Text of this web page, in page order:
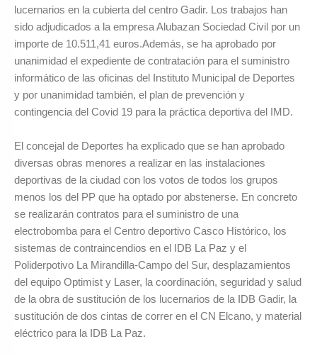
lucernarios en la cubierta del centro Gadir. Los trabajos han
sido adjudicados a la empresa Alubazan Sociedad Civil por un
importe de 10.511,41 euros.Además, se ha aprobado por
unanimidad el expediente de contratación para el suministro
informático de las oficinas del Instituto Municipal de Deportes
y por unanimidad también, el plan de prevención y
contingencia del Covid 19 para la práctica deportiva del IMD.
El concejal de Deportes ha explicado que se han aprobado
diversas obras menores a realizar en las instalaciones
deportivas de la ciudad con los votos de todos los grupos
menos los del PP que ha optado por abstenerse. En concreto
se realizarán contratos para el suministro de una
electrobomba para el Centro deportivo Casco Histórico, los
sistemas de contraincendios en el IDB La Paz y el
Poliderpotivo La Mirandilla-Campo del Sur, desplazamientos
del equipo Optimist y Laser, la coordinación, seguridad y salud
de la obra de sustitución de los lucernarios de la IDB Gadir, la
sustitución de dos cintas de correr en el CN Elcano, y material
eléctrico para la IDB La Paz.